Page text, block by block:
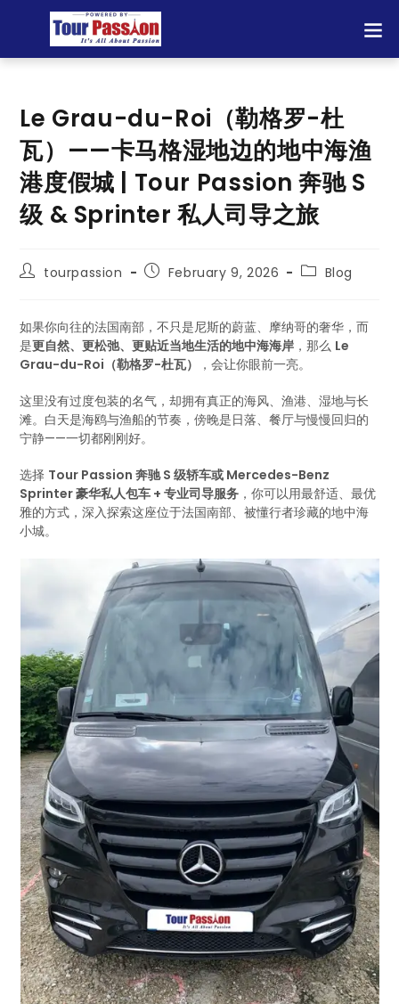
Le Grau-du-Roi（勒格罗-杜
瓦）——卡马格湿地边的地中海渔
港度假城 | Tour Passion 奔驰 S
级 & Sprinter 私人司导之旅
tourpassion February 9, 2026 Blog
如果你向往的法国南部，不只是尼斯的蔚蓝、摩纳哥的奢华，而
是更自然、更松弛、更贴近当地生活的地中海海岸 ，那么 Le
Grau-du-Roi（勒格罗-杜瓦）
，会让你眼前一亮。
这里没有过度包装的名气，却拥有真正的海风、渔港、湿地与长
滩。白天是海鸥与渔船的节奏，傍晚是日落、餐厅与慢慢回归的
宁静——一切都刚刚好。
选择 Tour Passion 奔驰 S 级轿车或 Mercedes-Benz
Sprinter 豪华私人包车 + 专业司导服务 ，你可以用最舒适、最优
雅的方式，深入探索这座位于法国南部、被懂行者珍藏的地中海
小城。